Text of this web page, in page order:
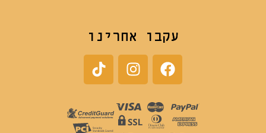
עקבו אחרינו